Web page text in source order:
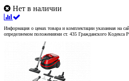
Нет в наличии
Информация о ценах товара и комплектации указанная на
определяемом положениями ст. 435 Гражданского Кодекса